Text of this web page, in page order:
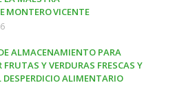
MONTERO VICENTE
ALMACENAMIENTO PARA
Y VERDURAS FRESCAS Y
DESPERDICIO ALIMENTARIO